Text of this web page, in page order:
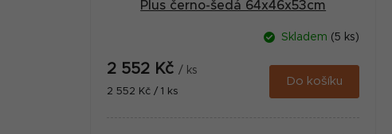
Plus černo-šedá 64x46x53cm
Skladem (5 ks)
2 552 Kč / ks
Měrná
2 552 Kč / 1 ks
Do košíku